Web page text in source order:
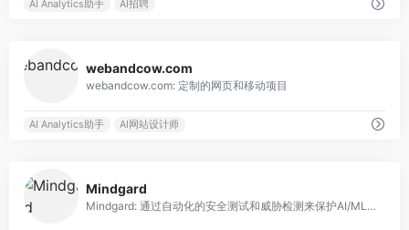
AI Analytics助手 AI招聘
webandcow.com
webandcow.com: 定制的网页和移动项目
AI Analytics助手 AI网站设计师
Mindgard
Mindgard: 通过自动化的安全测试和威胁检测来保护AI/ML模型。